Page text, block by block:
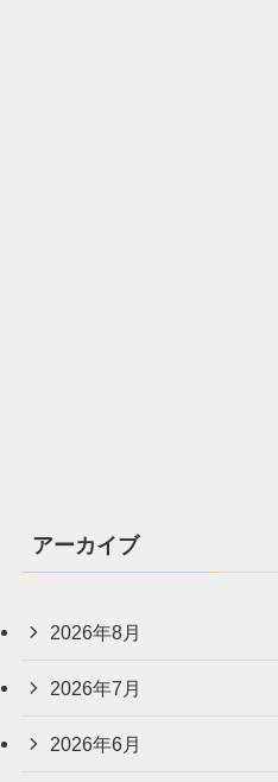
アーカイブ
2026年8月
2026年7月
2026年6月